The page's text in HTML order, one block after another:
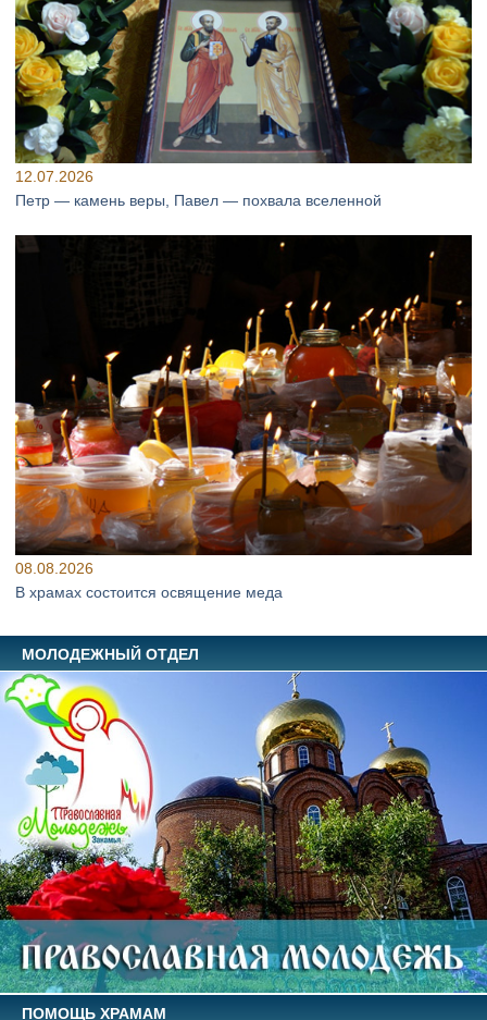
12.07.2026
Петр — камень веры, Павел — похвала вселенной
08.08.2026
В храмах состоится освящение меда
МОЛОДЕЖНЫЙ ОТДЕЛ
ПОМОЩЬ ХРАМАМ